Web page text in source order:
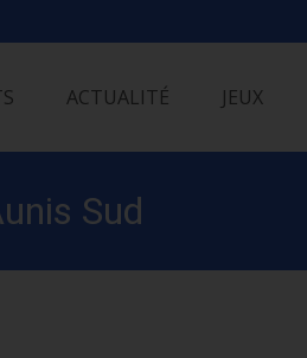
ACTUALITÉ JEUX
Sud